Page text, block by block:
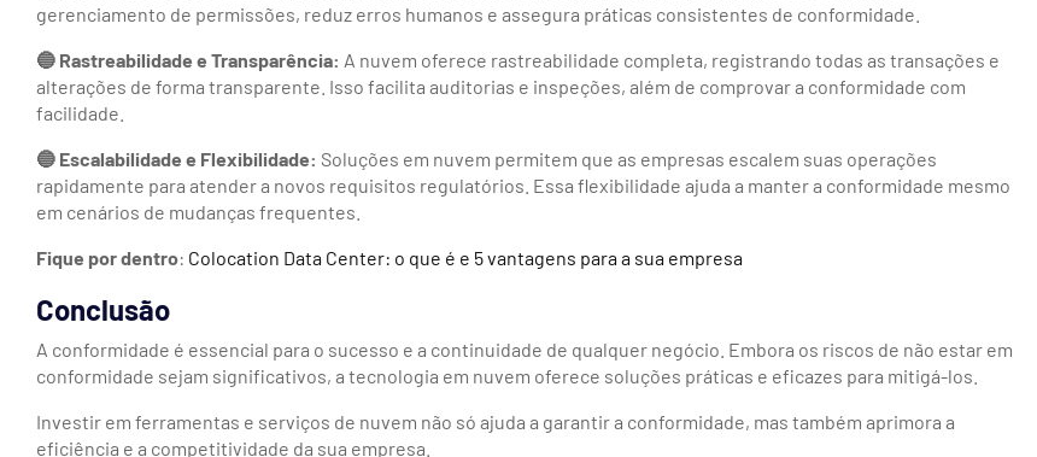
gerenciamento de permissões, reduz erros humanos e assegura práticas consistentes de conformidade.
🔵 Rastreabilidade e Transparência: A nuvem oferece rastreabilidade completa, registrando todas as transações e
alterações de forma transparente. Isso facilita auditorias e inspeções, além de comprovar a conformidade com
facilidade.
🔵 Escalabilidade e Flexibilidade: Soluções em nuvem permitem que as empresas escalem suas operações
rapidamente para atender a novos requisitos regulatórios. Essa flexibilidade ajuda a manter a conformidade mesmo
em cenários de mudanças frequentes.
Fique por dentro: Colocation Data Center: o que é e 5 vantagens para a sua empresa
Conclusão
A conformidade é essencial para o sucesso e a continuidade de qualquer negócio. Embora os riscos de não estar em
conformidade sejam significativos, a tecnologia em nuvem oferece soluções práticas e eficazes para mitigá-los.
Investir em ferramentas e serviços de nuvem não só ajuda a garantir a conformidade, mas também aprimora a
eficiência e a competitividade da sua empresa.